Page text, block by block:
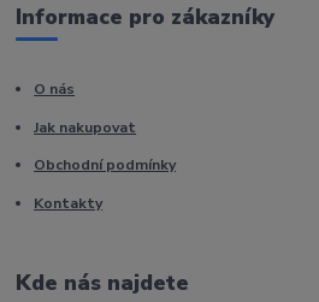
Informace pro zákazníky
O nás
Jak nakupovat
Obchodní podmínky
Kontakty
Kde nás najdete